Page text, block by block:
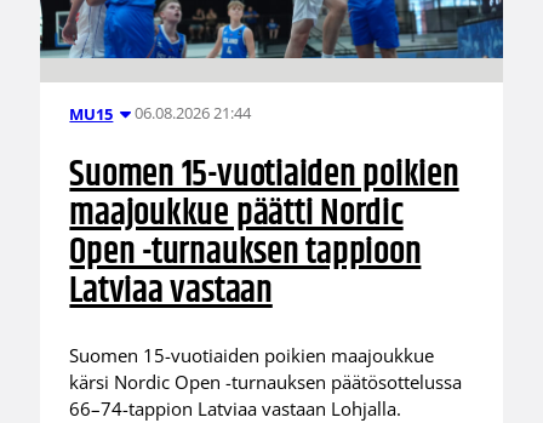
MU15 06.08.2026 21:44
Suomen 15-vuotiaiden poikien
maajoukkue päätti Nordic
Open -turnauksen tappioon
Latviaa vastaan
Suomen 15-vuotiaiden poikien maajoukkue
kärsi Nordic Open -turnauksen päätösottelussa
66–74-tappion Latviaa vastaan Lohjalla.